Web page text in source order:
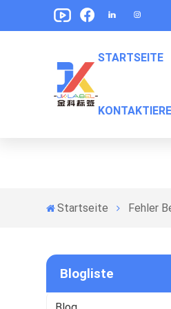
STARTSEITE
Startseite Fehler
Blogliste